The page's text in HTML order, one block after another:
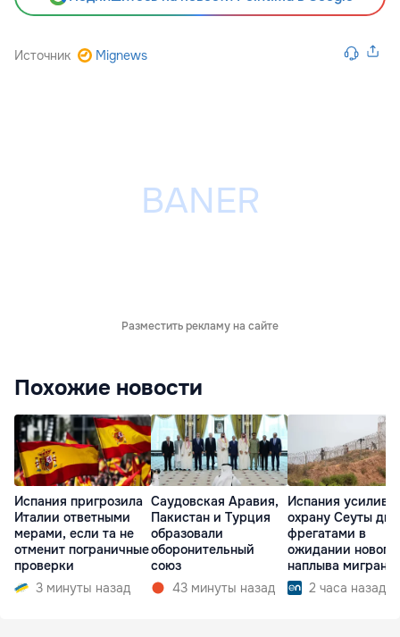
Источник Mignews
Разместить рекламу на сайте
Похожие новости
Испания пригрозила
Италии ответными
мерами, если та не
отменит пограничные
проверки
3 минуты назад
Саудовская Аравия,
Пакистан и Турция
образовали
оборонительный
союз
43 минуты назад
Испания
охрану Сеуты
фрегатами в
ожидании нового
наплыва
2 часа назад